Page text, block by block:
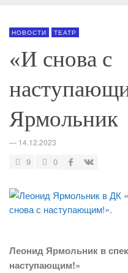
НОВОСТИ ТЕАТР
«И снова с
Ярмольник
— 14.12.2023
9 0
Леонид Ярмольник в
наступающим!»